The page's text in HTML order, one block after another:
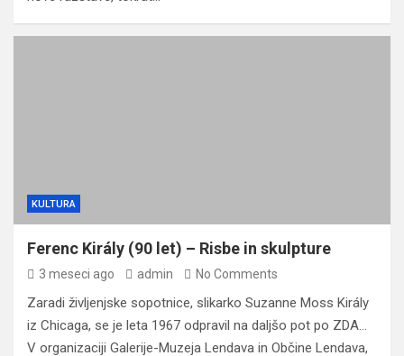
KULTURA
Ferenc Király (90 let) – Risbe in skulpture
3 meseci ago admin No Comments
Zaradi življenjske sopotnice, slikarko Suzanne Moss Király
iz Chicaga, se je leta 1967 odpravil na daljšo pot po ZDA…
V organizaciji Galerije-Muzeja Lendava in Občine Lendava,